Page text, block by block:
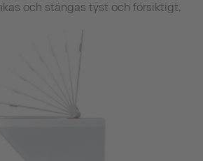
och stängas tyst och försiktigt.